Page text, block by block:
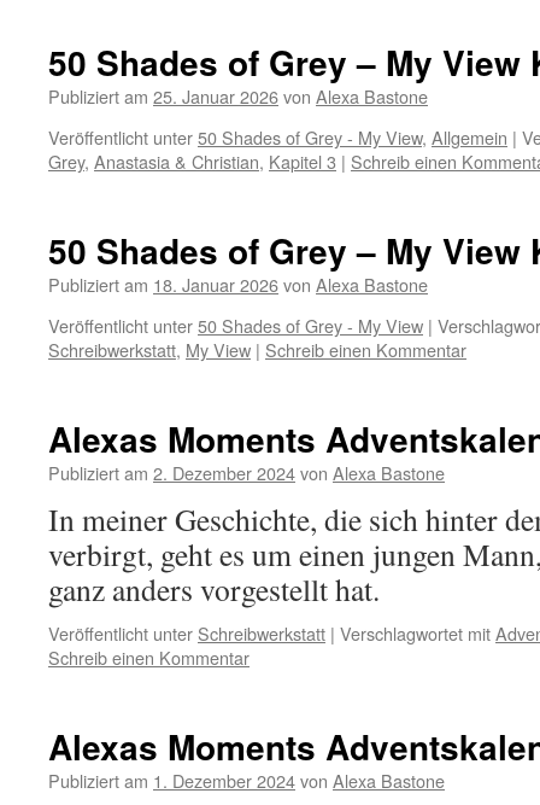
50 Shades of Grey – My View
Publiziert am 25. Januar 2026von Alexa Bastone
Veröffentlicht unter50 Shades of Grey - My View, Allgemein |
Grey, Anastasia & Christian, Kapitel 3 | Schreib einen
50 Shades of Grey – My View
Publiziert am 18. Januar 2026von Alexa Bastone
Veröffentlicht unter50 Shades of Grey - My View |
Schreibwerkstatt, My View | Schreib einen Kommentar
Alexas Moments
Publiziert am 2. Dezember 2024von Alexa Bastone
In meiner Geschichte, die sich hinter
verbirgt, geht es um einen jungen
ganz anders vorgestellt hat.
Veröffentlicht unter Schreibwerkstatt | Verschlagwortet mit
Schreib einen Kommentar
Alexas Moments
Publiziert am 1. Dezember 2024von Alexa Bastone